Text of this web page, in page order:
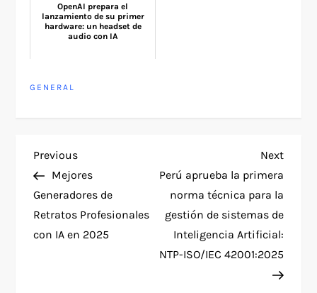
OpenAI prepara el
lanzamiento de su primer
hardware: un headset de
audio con IA
GENERAL
P
o
s
Previous
Post
Previous
Mejores
Generadores de
Retratos Profesionales
con IA en 2025
Next
Post
Next
Perú aprueba la primera
norma técnica para la
gestión de sistemas de
Inteligencia Artificial:
NTP-ISO/IEC 42001:2025